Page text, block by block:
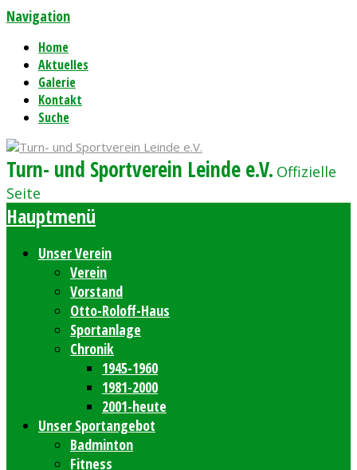
Navigation
Home
Aktuelles
Galerie
Kontakt
Suche
Turn- und Sportverein Leinde e.V. Offizielle
Seite
Hauptmenü
Unser Verein
Verein
Vorstand
Otto-Roloff-Haus
Sportanlage
Chronik
1945-1960
1981-2000
2001-heute
Unser Sportangebot
Badminton
Fitness